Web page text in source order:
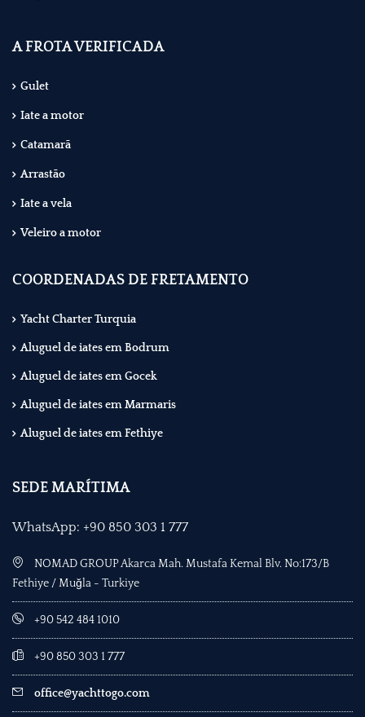
A FROTA VERIFICADA
Gulet
Iate a motor
Catamarã
Arrastão
Iate a vela
Veleiro a motor
COORDENADAS DE FRETAMENTO
Yacht Charter Turquia
Aluguel de iates em Bodrum
Aluguel de iates em Gocek
Aluguel de iates em Marmaris
Aluguel de iates em Fethiye
SEDE MARÍTIMA
WhatsApp: +90 850 303 1 777
NOMAD GROUP Akarca Mah. Mustafa Kemal Blv. No:173/B
Fethiye / Muğla - Turkiye
+90 542 484 1010
+90 850 303 1 777
office@yachttogo.com